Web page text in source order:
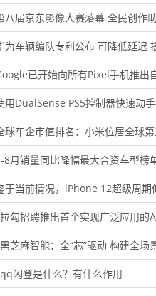
八届京东影像大赛落幕 全民创作助推影像文化
车辆编队专利公布 可降低延迟 提高辅助驾驶
已开始向所有Pixel手机推出自动呼叫
DualSense PS5控制器快速动手-非常适合移动
车企市值排名：小米位居全球第三 超奔驰宝马
月销量同比降幅最大合资车型榜单 前十本田占五
于当前情况，iPhone 12超级周期似乎不太可
拉勾招聘推出首个实现广泛应用的AI招聘产品
黑芝麻智能：全“芯”驱动 构建全场景智能新
qq闪登是什么？有什么作用